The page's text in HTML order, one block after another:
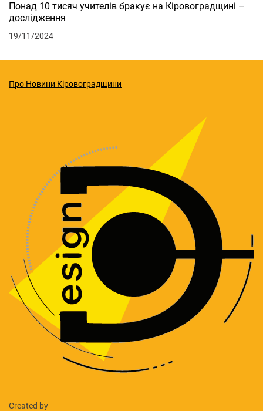
Понад 10 тисяч учителів бракує на Кіровоградщині –
дослідження
19/11/2024
Про Новини Кіровоградщини
Created by